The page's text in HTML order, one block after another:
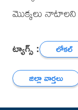
మొక్కలు నాటాలని
ట్యాగ్స్ : లోకల్
జిల్లా వార్తలు